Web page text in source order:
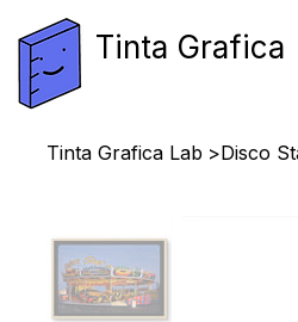
Tinta Grafica
Tinta Grafica Lab >Disco